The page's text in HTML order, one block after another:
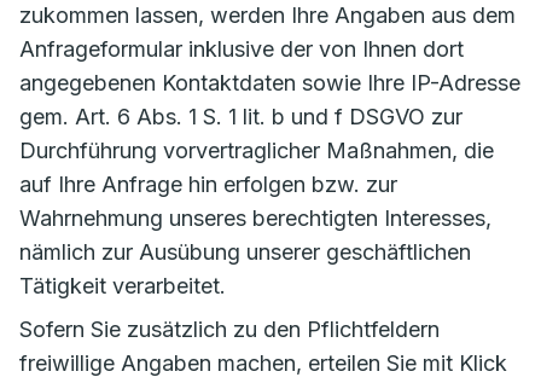
zukommen lassen, werden Ihre Angaben aus dem
Anfrageformular inklusive der von Ihnen dort
angegebenen Kontaktdaten sowie Ihre IP-Adresse
gem. Art. 6 Abs. 1 S. 1 lit. b und f DSGVO zur
Durchführung vorvertraglicher Maßnahmen, die
auf Ihre Anfrage hin erfolgen bzw. zur
Wahrnehmung unseres berechtigten Interesses,
nämlich zur Ausübung unserer geschäftlichen
Tätigkeit verarbeitet.
Sofern Sie zusätzlich zu den Pflichtfeldern
freiwillige Angaben machen, erteilen Sie mit Klick